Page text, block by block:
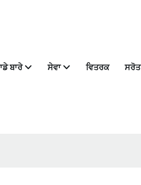
ਬਾਰੇ ਸੇਵਾ ਵਿਤਰਕ ਸਰੋਤ